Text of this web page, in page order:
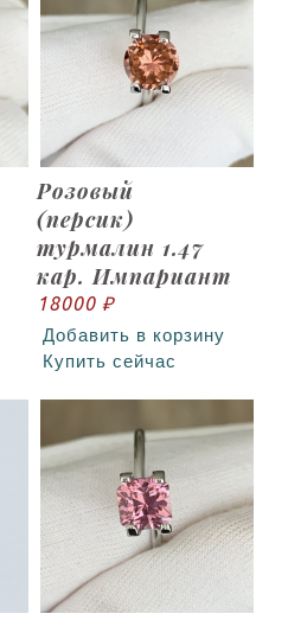
Розовый
(персик)
турмалин 1.47
кар. Импариант
18000 ₽
Добавить в корзину
Купить сейчас